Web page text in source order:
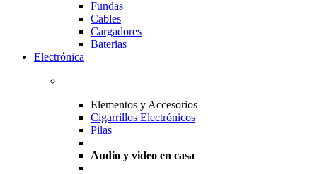
Fundas
Cables
Cargadores
Baterias
Electrónica
Elementos y Accesorios
Cigarrillos Electrónicos
Pilas
Audio y video en casa